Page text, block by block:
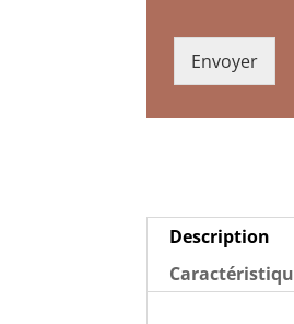
Envoyer
Description